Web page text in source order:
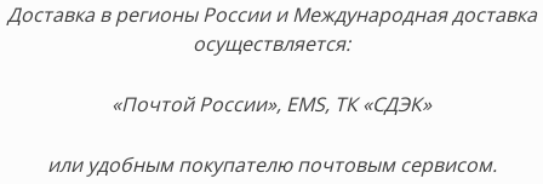
Доставка в регионы России и Международная доставка
осуществляется:
«Почтой России», EMS, ТК «СДЭК»
или удобным покупателю почтовым сервисом.